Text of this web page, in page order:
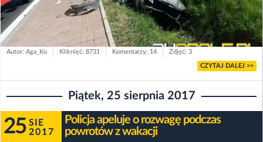
Autor: Aga_Ko Kliknięć: 8731 Komentarzy: 14 Zdjęć: 3
CZYTAJ DALEJ >>
Piątek, 25 sierpnia 2017
25 SIE
2017
Policja apeluje o rozwagę podczas
powrotów z wakacji